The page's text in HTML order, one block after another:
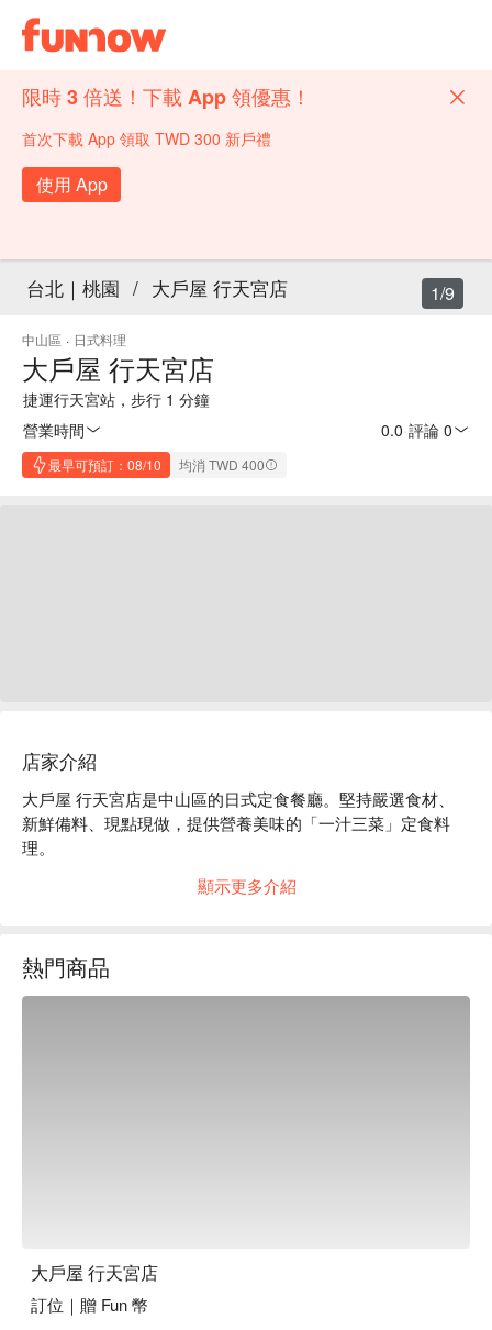
限時 3 倍送！下載 App 領優惠！
首次下載 App 領取 TWD 300 新戶禮
使用 App
台北｜桃園 / 大戶屋 行天宮店
中山區 · 日式料理
大戶屋 行天宮店
捷運行天宮站，步行 1 分鐘
營業時間
0.0 評論 0
最早可預訂：08/10 均消 TWD 400
1/9
店家介紹
大戶屋 行天宮店是中山區的日式定食餐廳。堅持嚴選食材、
新鮮備料、現點現做，提供營養美味的「一汁三菜」定食料
理。
定食、炭烤花魚定食、炸腰內肉排定食、牛肉壽喜燒定食、炭
顯示更多介紹
熱門商品
大戶屋 行天宮店
訂位｜贈 Fun 幣